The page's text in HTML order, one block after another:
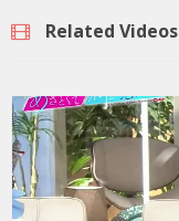
Related Videos